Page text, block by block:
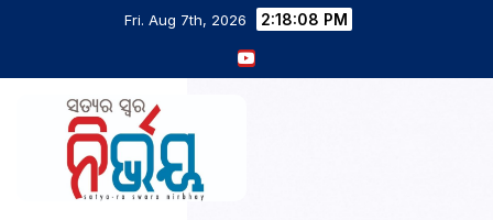
Fri. Aug 7th, 2026 2:18:09 PM